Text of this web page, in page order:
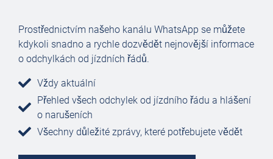
Prostřednictvím našeho kanálu WhatsApp se můžete
kdykoli snadno a rychle dozvědět nejnovější informace
o odchylkách od jízdních řádů.
Vždy aktuální
Přehled všech odchylek od jízdního řádu a hlášení
o narušeních
Všechny důležité zprávy, které potřebujete vědět